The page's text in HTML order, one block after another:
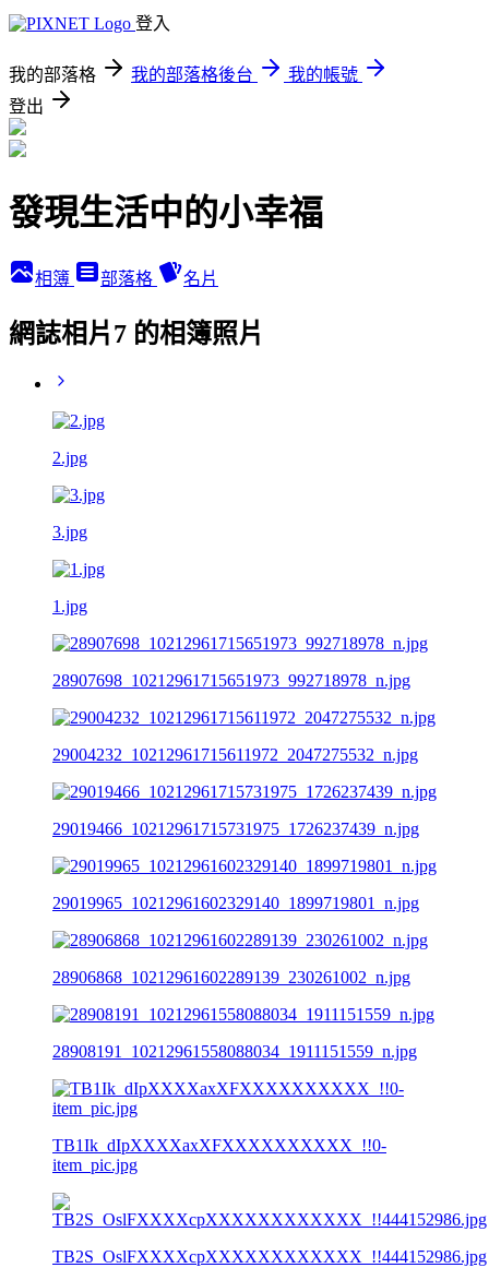
登入
我的部落格 我的部落格後台
我的帳號
登出
發現生活中的小幸福
相簿 部落格 名片
網誌相片7 的相簿照片
2.jpg
3.jpg
1.jpg
28907698_10212961715651973_992718978_n.jpg
29004232_10212961715611972_2047275532_n.jpg
29019466_10212961715731975_1726237439_n.jpg
29019965_10212961602329140_1899719801_n.jpg
28906868_10212961602289139_230261002_n.jpg
28908191_10212961558088034_1911151559_n.jpg
TB1Ik_dIpXXXXaxXFXXXXXXXXXX_!!0-
item_pic.jpg
TB2S_OslFXXXXcpXXXXXXXXXXXX_!!444152986.jpg